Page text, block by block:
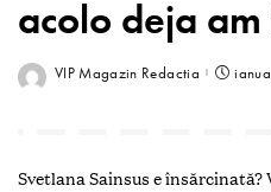
acolo deja am
VIP Magazin Redactia
Svetlana Sainsus e însărcinată?